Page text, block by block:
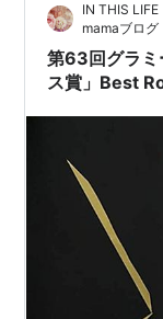
IN THIS
mamaブログ
第63回グラミ
ス賞」Best